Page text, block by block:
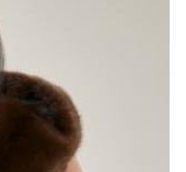
легкость и
не чувствуя
высокой
делает куртку